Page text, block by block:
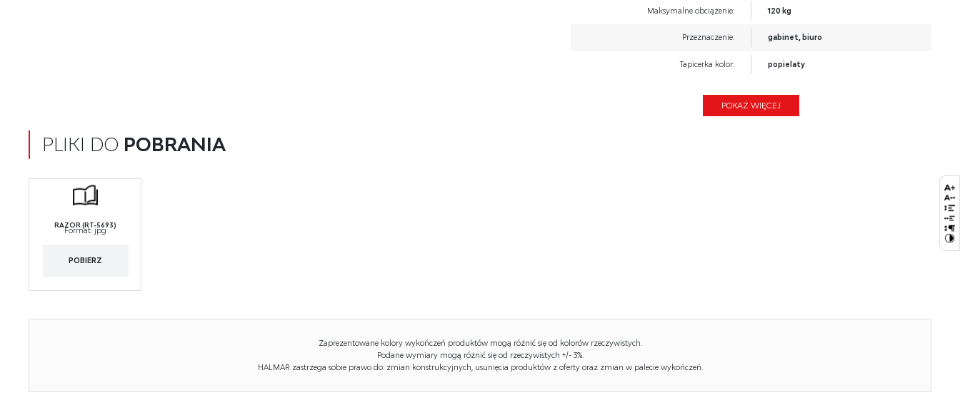
Maksymalne obciążenie: 120 kg
Przeznaczenie: gabinet, biuro
Tapicerka kolor: popielaty
Szerokość (Zakres): 66
POKAŻ WIĘCEJ
PLIKI DO POBRANIA
RAZOR (RT-5693)
Format: jpg
POBIERZ
Zaprezentowane kolory wykończeń produktów mogą różnić się od kolorów rzeczywistych.
Podane wymiary mogą różnić się od rzeczywistych +/- 3%.
HALMAR zastrzega sobie prawo do: zmian konstrukcyjnych, usunięcia produktów z oferty oraz zmian w palecie wykończeń.